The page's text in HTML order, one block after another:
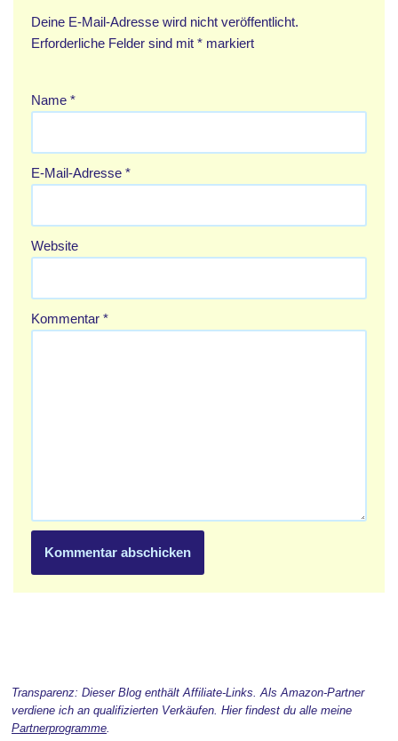
Deine E-Mail-Adresse wird nicht veröffentlicht.
Erforderliche Felder sind mit * markiert
Name *
E-Mail-Adresse *
Website
Kommentar *
Transparenz: Dieser Blog enthält Affiliate-Links. Als Amazon-Partner
verdiene ich an qualifizierten Verkäufen. Hier findest du alle meine
Partnerprogramme.